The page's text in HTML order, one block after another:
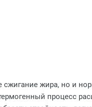
сжигание жира, но и
процесс